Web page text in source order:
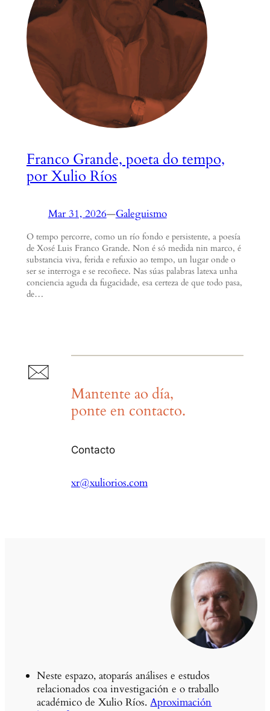
Franco Grande, poeta do tempo,
por Xulio Ríos
Mar 31, 2026—Galeguismo
O tempo percorre, como un río fondo e persistente, a poesía
de Xosé Luis Franco Grande. Non é só medida nin marco, é
substancia viva, ferida e refuxio ao tempo, un lugar onde o
ser se interroga e se recoñece. Nas súas palabras latexa unha
conciencia aguda da fugacidade, esa certeza de que todo pasa,
de…
Mantente ao día,
ponte en contacto.
Contacto
xr@xuliorios.com
Neste espazo, atoparás análises e estudos
relacionados coa investigación e o traballo
académico de Xulio Ríos.Aproximación